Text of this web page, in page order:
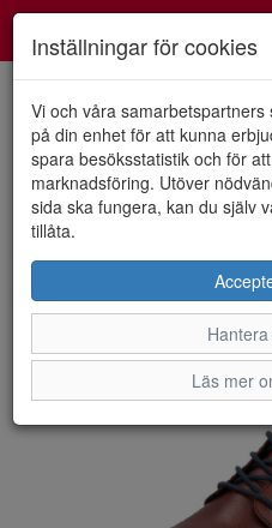
HEM RIEKER
Inställningar för cookies
Vi och våra
på din enhet för att kunna
spara besöksstatistik och för
marknadsföring. Utöver
sida ska fungera, kan du själv
tillåta.
Läs mer